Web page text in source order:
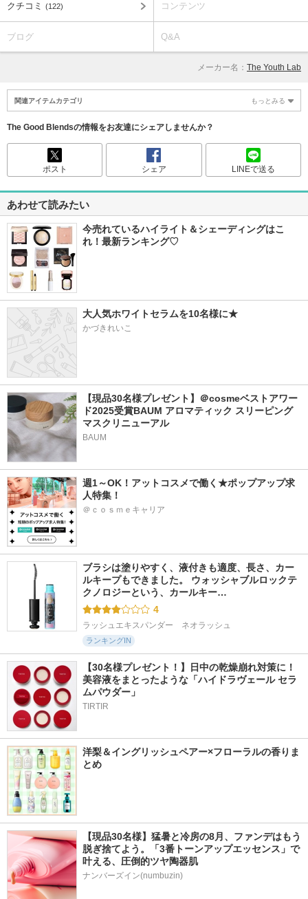
クチコミ (122) コンテンツ
ブログ Q&A
メーカー名： The Youth Lab
関連アイテムカテゴリ もっとみる
The Good Blendsの情報をお友達にシェアしませんか？
ポスト シェア LINEで送る
あわせて読みたい
今売れているハイライト＆シェーディングはこ
れ！最新ランキング♡
大人気ホワイトセラムを10名様に★
かづきれいこ
【現品30名様プレゼント】＠cosmeベストアワー
ド2025受賞BAUM アロマティック スリーピング
マスクリニューアル
BAUM
週1～OK！アットコスメで働く★ポップアップ求
人特集！
＠ｃｏｓｍｅキャリア
ブラシは塗りやすく、液付きも適度、長さ、カー
ルキープもできました。 ウォッシャブルロックテ
クノロジーという、カールキー…
4
ラッシュエキスパンダー　ネオラッシュ
ランキングIN
【30名様プレゼント！】日中の乾燥崩れ対策に！
美容液をまとったような「ハイドラヴェール セラ
ムパウダー」
TIRTIR
洋梨＆イングリッシュペアー×フローラルの香りま
とめ
【現品30名様】猛暑と冷房の8月、ファンデはもう
脱ぎ捨てよう。「3番トーンアップエッセンス」で
叶える、圧倒的ツヤ陶器肌
ナンバーズイン(numbuzin)